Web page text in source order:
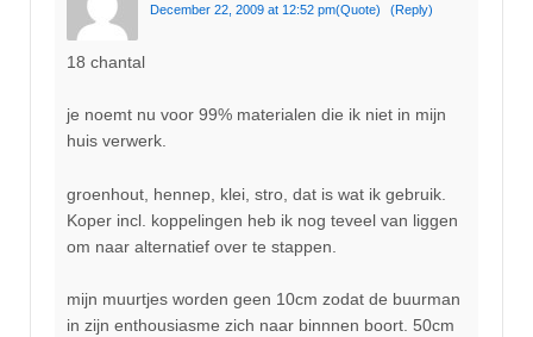
December 22, 2009 at 12:52 pm(Quote) (Reply)
18 chantal
je noemt nu voor 99% materialen die ik niet in mijn
huis verwerk.
groenhout, hennep, klei, stro, dat is wat ik gebruik.
Koper incl. koppelingen heb ik nog teveel van liggen
om naar alternatief over te stappen.
mijn muurtjes worden geen 10cm zodat de buurman
in zijn enthousiasme zich naar binnnen boort. 50cm